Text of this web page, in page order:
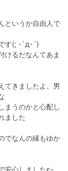
というか自由人で
す(; ･`д･´)
けるだなんてあま
てきましたよ。男
まうのかと心配し
ました
でなんの縁もゆか